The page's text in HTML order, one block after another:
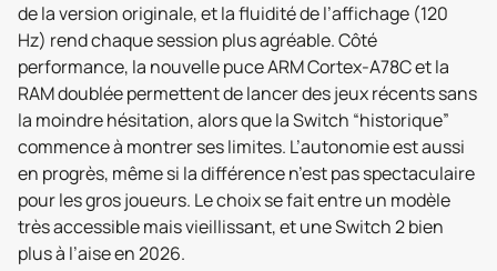
de la version originale, et la fluidité de l’affichage (120
Hz) rend chaque session plus agréable. Côté
performance, la nouvelle puce ARM Cortex-A78C et la
RAM doublée permettent de lancer des jeux récents sans
la moindre hésitation, alors que la Switch “historique”
commence à montrer ses limites. L’autonomie est aussi
en progrès, même si la différence n’est pas spectaculaire
pour les gros joueurs. Le choix se fait entre un modèle
très accessible mais vieillissant, et une Switch 2 bien
plus à l’aise en 2026.